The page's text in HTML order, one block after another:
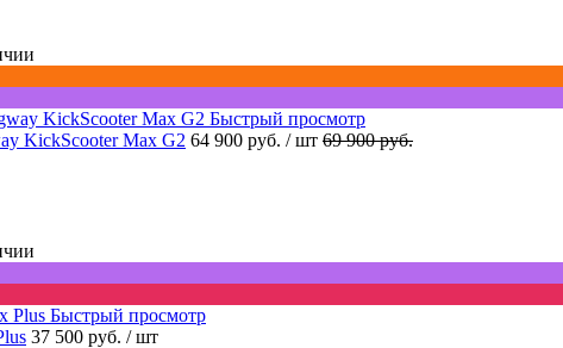
Быстрый просмотр
KickScooter Max G2 64 900 руб. / шт 69 900 руб.
Быстрый просмотр
37 500 руб. / шт